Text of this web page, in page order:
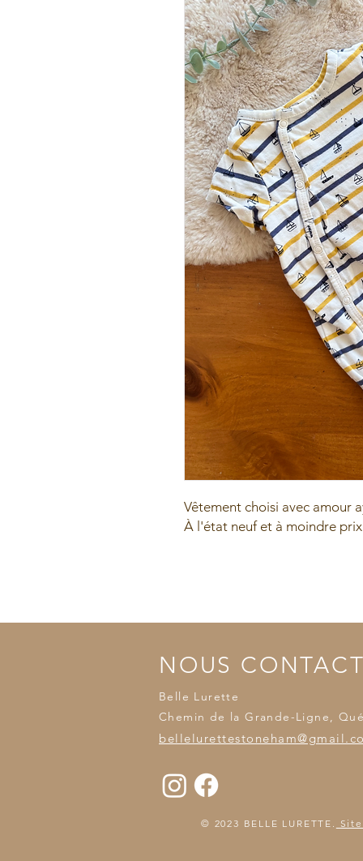
Vêtement choisi avec amour
À l'état neuf et à moindre
NOUS
Belle Lurette
Chemin de la Grande-Ligne,
© 2023 BELLE LURETTE.